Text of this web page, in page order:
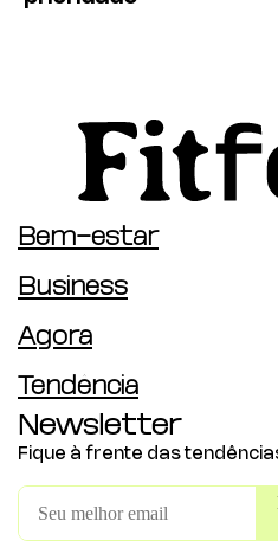
Bem-estar
Business
Agora
Tendência
Newsletter
Fique à frente das